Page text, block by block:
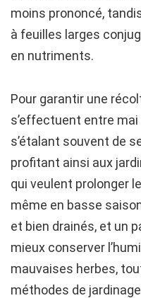
moins prononcé,
à feuilles larges
en nutriments.
Pour garantir une
s’effectuent entre
s’étalant souvent de
profitant ainsi aux
qui veulent prolonger
même en basse
et bien drainés, et un
mieux conserver
mauvaises herbes,
méthodes de